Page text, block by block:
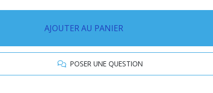
AJOUTER AU PANIER
POSER UNE QUESTION